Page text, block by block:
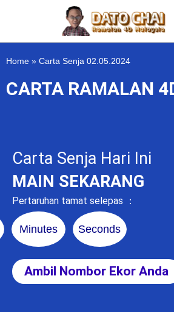
Home » Carta Senja 02.05.2024
CARTA RAMALAN
Carta Senja Hari Ini
MAIN SEKARANG
Pertaruhan tamat selepas ：
Minutes Seconds
Ambil Nombor Ekor Anda